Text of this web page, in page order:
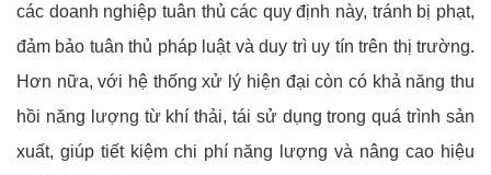
các doanh nghiệp tuân thủ các quy định này, tránh bị phạt,
đảm bảo tuân thủ pháp luật và duy trì uy tín trên thị trường.
Hơn nữa, với hệ thống xử lý hiện đại còn có khả năng thu
hồi năng lượng từ khí thải, tái sử dụng trong quá trình sản
xuất, giúp tiết kiệm chi phí năng lượng và nâng cao hiệu